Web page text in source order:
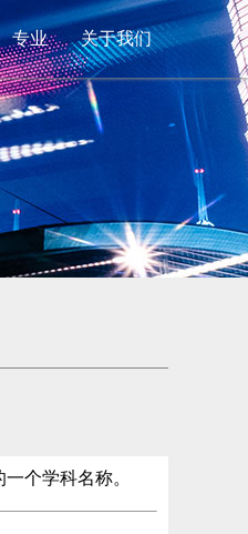
专业 关于我们
个学科名称。